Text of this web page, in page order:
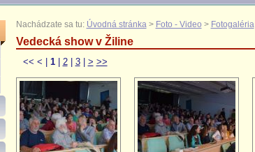
Nachádzate sa tu: Úvodná stránka > Foto - Video > Fotogaléria
Vedecká show v Žiline
<< < 1| 2| 3| > >>